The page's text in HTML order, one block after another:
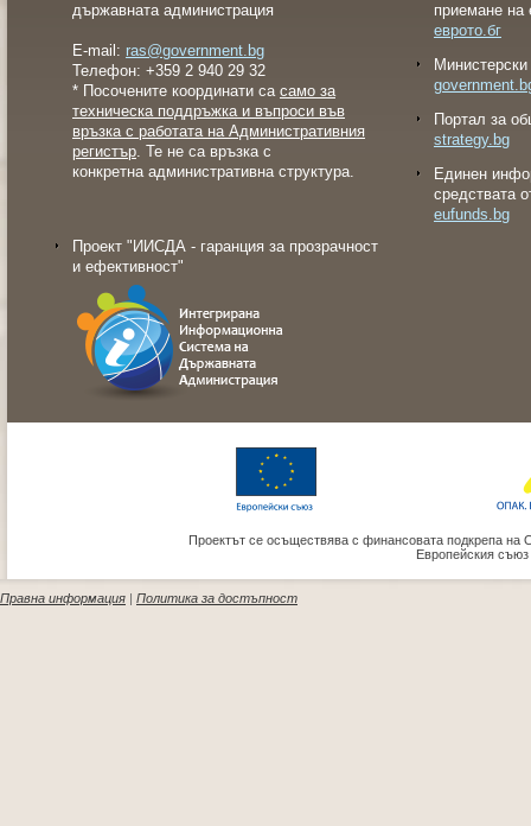
държавната администрация
E-mail: ras@government.bg
Телефон: +359 2 940 29 32
* Посочените координати са само за
техническа поддръжка и въпроси във
връзка с работата на Административния
регистър. Те не са връзка с
конкретна административна структура.
Проект "ИИСДА - гаранция за прозрачност
и ефективност"
приемане на
еврото.бг
Портал за
strategy.bg
Eдинен
средствата
eufunds.bg
Проектът се осъществява с финансовата подкрепа на
Европейския
Правна информация | Политика за достъпност